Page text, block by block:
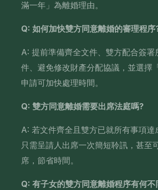
滿一年」為離婚理由。
Q: 如何加快雙方同意離婚的審理程序
A: 提前準備齊全文件、雙方配合簽署
件、避免修改財產分配協議，並選擇
申請可加快處理時間。
Q: 雙方同意離婚需要出席法庭嗎?
A: 若文件齊全且雙方已就所有事項達
只需呈請人出席一次簡短聆訊，甚至
席，節省時間。
Q: 有子女的雙方同意離婚程序有何不